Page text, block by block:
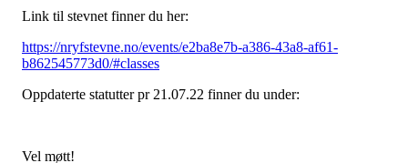
Link til stevnet finner du her:
https://nryfstevne.no/events/e2ba8e7b-a386-43a8-af61-
b862545773d0/#classes
Oppdaterte statutter pr 21.07.22 finner du under:
Vel møtt!